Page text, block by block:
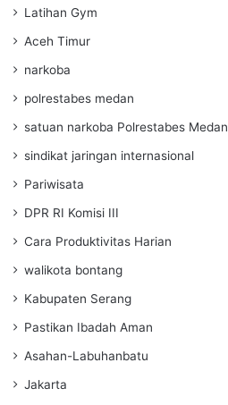
Latihan Gym
Aceh Timur
narkoba
polrestabes medan
satuan narkoba Polrestabes Medan
sindikat jaringan internasional
Pariwisata
DPR RI Komisi III
Cara Produktivitas Harian
walikota bontang
Kabupaten Serang
Pastikan Ibadah Aman
Asahan-Labuhanbatu
Jakarta